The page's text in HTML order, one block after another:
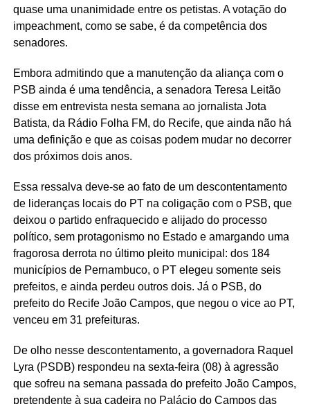
quase uma unanimidade entre os petistas. A votação do
impeachment, como se sabe, é da competência dos
senadores.
Embora admitindo que a manutenção da aliança com o
PSB ainda é uma tendência, a senadora Teresa Leitão
disse em entrevista nesta semana ao jornalista Jota
Batista, da Rádio Folha FM, do Recife, que ainda não há
uma definição e que as coisas podem mudar no decorrer
dos próximos dois anos.
Essa ressalva deve-se ao fato de um descontentamento
de lideranças locais do PT na coligação com o PSB, que
deixou o partido enfraquecido e alijado do processo
político, sem protagonismo no Estado e amargando uma
fragorosa derrota no último pleito municipal: dos 184
municípios de Pernambuco, o PT elegeu somente seis
prefeitos, e ainda perdeu outros dois. Já o PSB, do
prefeito do Recife João Campos, que negou o vice ao PT,
venceu em 31 prefeituras.
De olho nesse descontentamento, a governadora Raquel
Lyra (PSDB) respondeu na sexta-feira (08) à agressão
que sofreu na semana passada do prefeito João Campos,
pretendente à sua cadeira no Palácio do Campos das